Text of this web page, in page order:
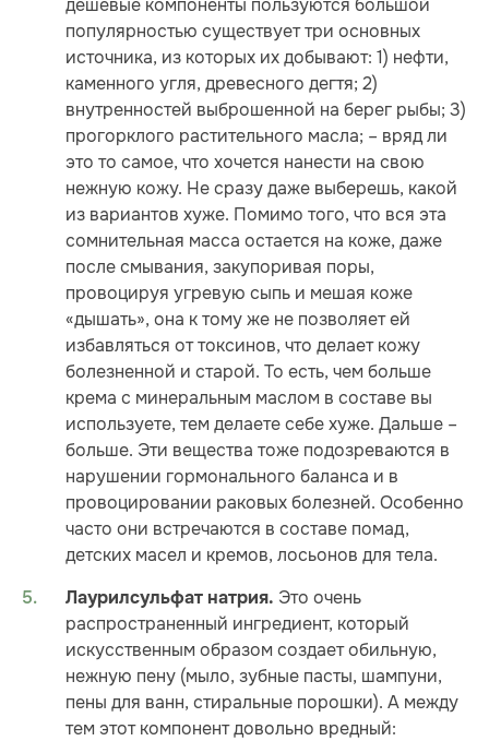
дешевые компоненты пользуются большой
популярностью существует три основных
источника, из которых их добывают: 1) нефти,
каменного угля, древесного дегтя; 2)
внутренностей выброшенной на берег рыбы; 3)
прогорклого растительного масла; – вряд ли
это то самое, что хочется нанести на свою
нежную кожу. Не сразу даже выберешь, какой
из вариантов хуже. Помимо того, что вся эта
сомнительная масса остается на коже, даже
после смывания, закупоривая поры,
провоцируя угревую сыпь и мешая коже
«дышать», она к тому же не позволяет ей
избавляться от токсинов, что делает кожу
болезненной и старой. То есть, чем больше
крема с минеральным маслом в составе вы
используете, тем делаете себе хуже. Дальше –
больше. Эти вещества тоже подозреваются в
нарушении гормонального баланса и в
провоцировании раковых болезней. Особенно
часто они встречаются в составе помад,
детских масел и кремов, лосьонов для тела.
Лаурилсульфат натрия. Это очень
распространенный ингредиент, который
искусственным образом создает обильную,
нежную пену (мыло, зубные пасты, шампуни,
пены для ванн, стиральные порошки). А между
тем этот компонент довольно вредный: